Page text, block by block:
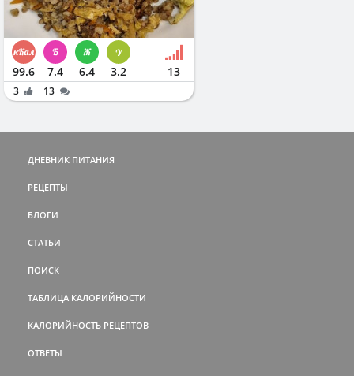
99.6 7.4 6.4 3.2 13
3 13
ДНЕВНИК ПИТАНИЯ
РЕЦЕПТЫ
БЛОГИ
СТАТЬИ
ПОИСК
ТАБЛИЦА КАЛОРИЙНОСТИ
КАЛОРИЙНОСТЬ РЕЦЕПТОВ
ОТВЕТЫ